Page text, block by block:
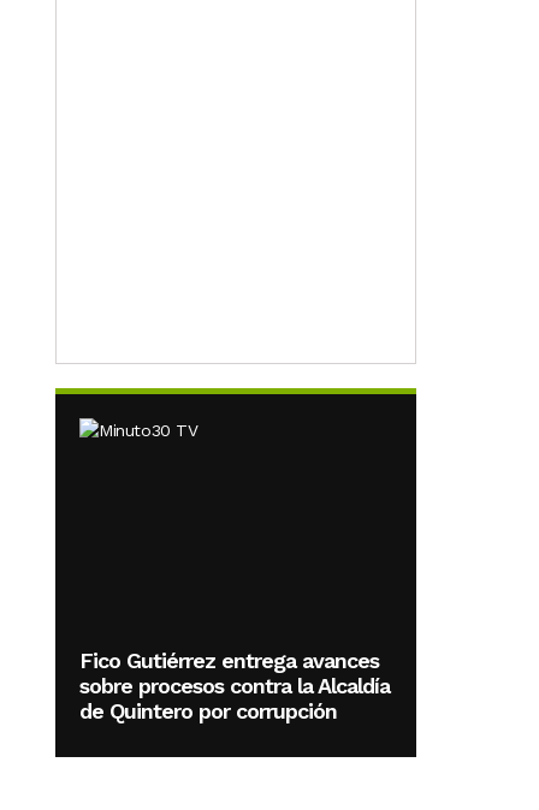
Fico Gutiérrez entrega avances
sobre procesos contra la Alcaldía
de Quintero por corrupción